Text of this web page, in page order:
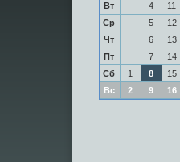
Вт
4 11
Ср
5 12
Чт
6 13
Пт
7 14
Сб
1 8 15
Вс
2 9 16